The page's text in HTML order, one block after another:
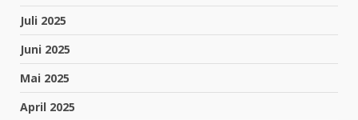
Juli 2025
Juni 2025
Mai 2025
April 2025